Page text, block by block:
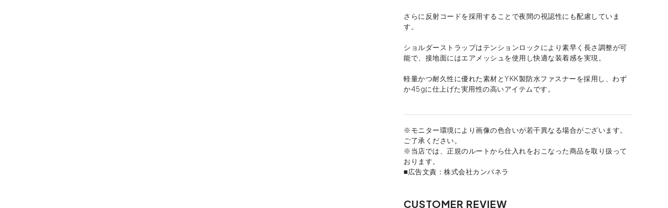
さらに反射コードを採用することで夜間の視認性にも配慮していま
す。
ショルダーストラップはテンションロックにより素早く長さ調整が可
能で、接地面にはエアメッシュを使用し快適な装着感を実現。
軽量かつ耐久性に優れた素材とYKK製防水ファスナーを採用し、わず
か45gに仕上げた実用性の高いアイテムです。
※モニター環境により画像の色合いが若干異なる場合がございます。
ご了承ください。
※当店では、正規のルートから仕入れをおこなった商品を取り扱って
おります。
■広告文責：株式会社カンパネラ